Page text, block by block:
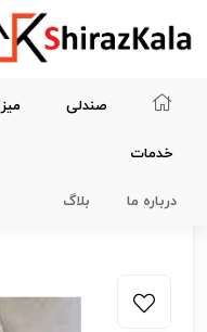
صندلی میز
خدمات
درباره ما بلاگ
خانه لوازم دیزاین و سرگرمی